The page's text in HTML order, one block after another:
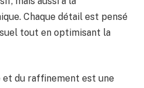
Chaque détail est pensé
tout en optimisant la
du raffinement est une